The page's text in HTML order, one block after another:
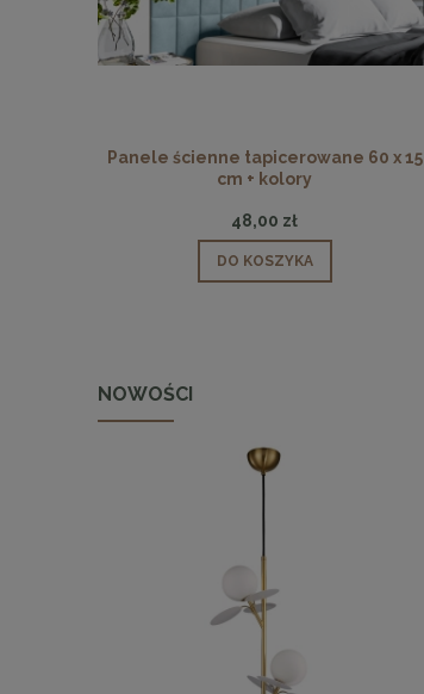
Panele ścienne tapicerowane 60 x 15
cm + kolory
48,00 zł
DO KOSZYKA
NOWOŚCI